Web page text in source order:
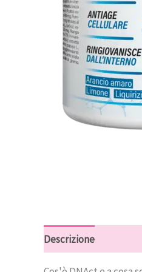
Descrizione